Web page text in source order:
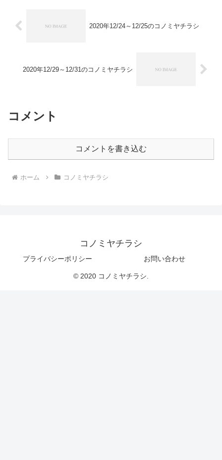
2020年12/24～12/25のコノミヤチラシ
2020年12/29～12/31のコノミヤチラシ
コメント
コメントを書き込む
ホーム コノミヤチラシ
コノミヤチラシ
プライバシーポリシー お問い合わせ
© 2020 コノミヤチラシ.